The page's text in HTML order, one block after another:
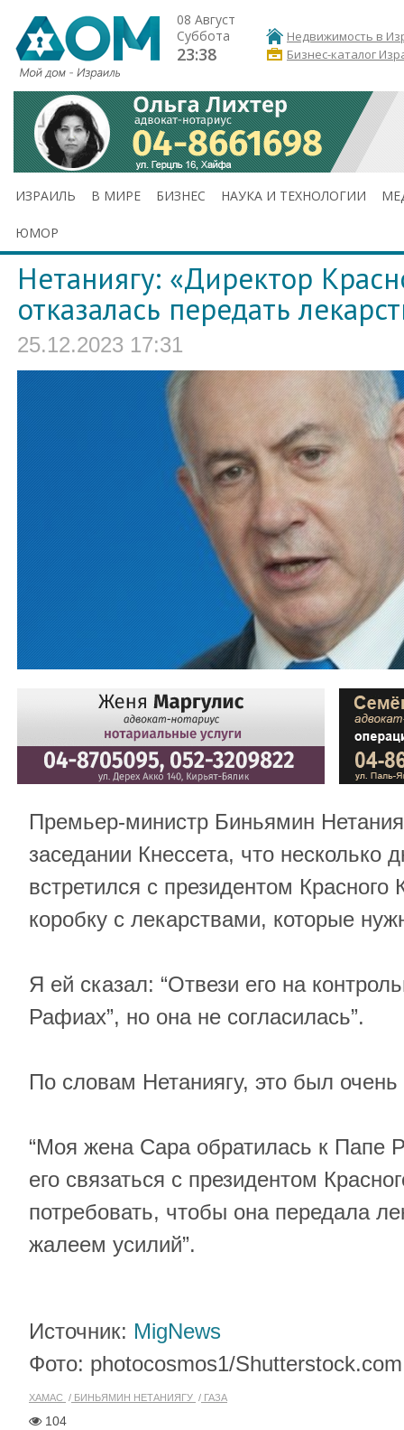
08 Август
Суббота
23:38
Недвижимость в
Бизнес-каталог
ИЗРАИЛЬ В МИРЕ БИЗНЕС НАУКА И ТЕХНОЛОГИИ
ЮМОР
Нетаниягу: «Директор
отказалась передать
25.12.2023 17:31
Премьер-министр Биньямин
заседании Кнессета, что несколько
встретился с президентом Красного
коробку с лекарствами, которые
Я ей сказал: “Отвези его на
Рафиах”, но она не согласилась”.
По словам Нетаниягу, это был очень
“Моя жена Сара обратилась к Папе
его связаться с президентом
потребовать, чтобы она передала
жалеем усилий”.
Источник: MigNews
Фото: photocosmos1/Shutterstock.com
ХАМАС БИНЬЯМИН НЕТАНИЯГУ ГАЗА
104